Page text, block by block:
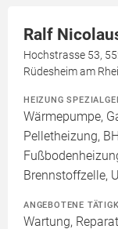
Ralf
Hochstrasse 53,
Rüdesheim am
HEIZUNG
Wärmepumpe,
Pelletheizung,
Brennstoffzelle,
ANGEBOTENE
Wartung,